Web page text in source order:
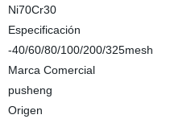
Ni70Cr30
Especificación
-40/60/80/100/200/325mesh
Marca Comercial
pusheng
Origen